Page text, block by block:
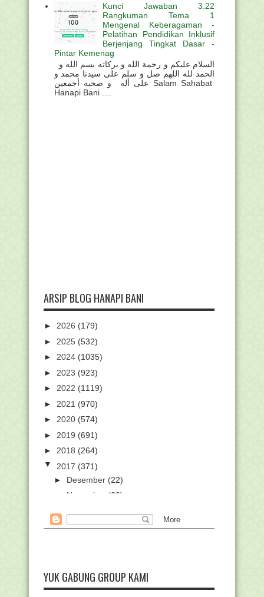
Kunci Jawaban 3.22
Rangkuman Tema 1
Mengenal Keberagaman -
Pelatihan Pendidikan Inklusif
Berjenjang Tingkat Dasar -
Pintar Kemenag
الحمد لله اللهم صل و سلم على سيدنا محمد و
على أله و صحبه أجمعين Salam Sahabat
Hanapi Bani ....
ARSIP BLOG HANAPI BANI
► 2026 (179)
► 2025 (532)
► 2024 (1035)
► 2023 (923)
► 2022 (1119)
► 2021 (970)
► 2020 (574)
► 2019 (691)
► 2018 (264)
▼ 2017 (371)
► Desember (22)
November
(28)
▼ September(70)
Peserta PLPG 2017...
SK Inpassing untuk Jawa Tengah
YUK GABUNG GROUP KAMI